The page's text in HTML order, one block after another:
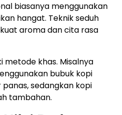
biasanya menggunakan
hangat. Teknik seduh
aroma dan cita rasa
metode khas. Misalnya
bubuk kopi
sedangkan kopi
tambahan.